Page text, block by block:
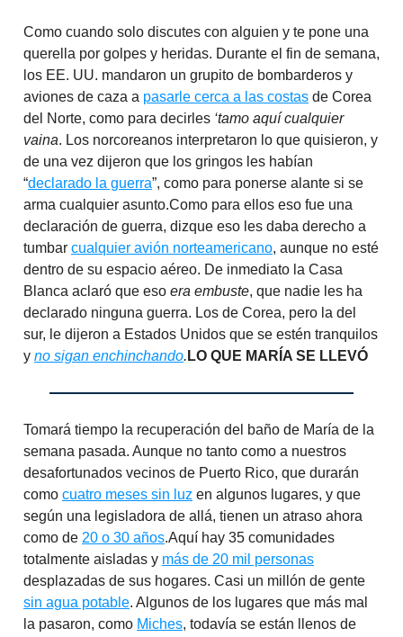
Como cuando solo discutes con alguien y te pone una
querella por golpes y heridas. Durante el fin de semana,
los EE. UU. mandaron un grupito de bombarderos y
aviones de caza a pasarle cerca a las costas de Corea
del Norte, como para decirles ‘tamo aquí cualquier
vaina. Los norcoreanos interpretaron lo que quisieron, y
de una vez dijeron que los gringos les habían
“declarado la guerra”, como para ponerse alante si se
arma cualquier asunto.Como para ellos eso fue una
declaración de guerra, dizque eso les daba derecho a
tumbar cualquier avión norteamericano, aunque no esté
dentro de su espacio aéreo. De inmediato la Casa
Blanca aclaró que eso era embuste, que nadie les ha
declarado ninguna guerra. Los de Corea, pero la del
sur, le dijeron a Estados Unidos que se estén tranquilos
y no sigan enchinchando. LO QUE MARÍA SE LLEVÓ
Tomará tiempo la recuperación del baño de María de la
semana pasada. Aunque no tanto como a nuestros
desafortunados vecinos de Puerto Rico, que durarán
como cuatro meses sin luz en algunos lugares, y que
según una legisladora de allá, tienen un atraso ahora
como de 20 o 30 años.Aquí hay 35 comunidades
totalmente aisladas y más de 20 mil personas
desplazadas de sus hogares. Casi un millón de gente
sin agua potable. Algunos de los lugares que más mal
la pasaron, como Miches, todavía se están llenos de